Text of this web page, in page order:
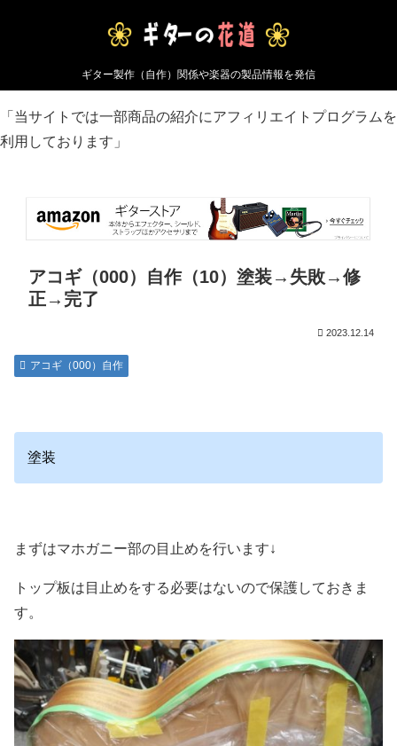
ギター製作（自作）関係や楽器の製品情報を発信
「当サイトでは一部商品の紹介にアフィリエイトプログラムを
利用しております」
アコギ（000）自作（10）塗装→失敗→修
正→完了
2023.12.14
アコギ（000）自作
塗装
まずはマホガニー部の目止めを行います↓
トップ板は目止めをする必要はないので保護しておきま
す。